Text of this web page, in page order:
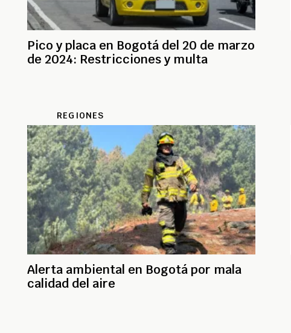
Pico y placa en Bogotá del 20 de marzo
de 2024: Restricciones y multa
REGIONES
Alerta ambiental en Bogotá por mala
calidad del aire